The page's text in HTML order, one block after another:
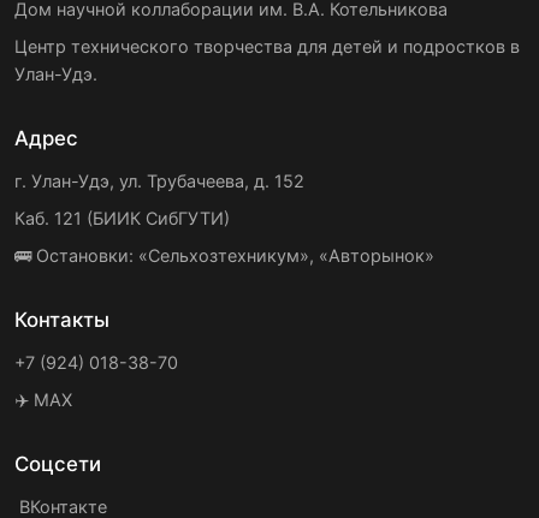
Дом научной коллаборации им. В.А. Котельникова
Центр технического творчества для детей и подростков в
Улан-Удэ.
Адрес
г. Улан-Удэ, ул. Трубачеева, д. 152
Каб. 121 (БИИК СибГУТИ)
🚌 Остановки: «Сельхозтехникум», «Авторынок»
Контакты
+7 (924) 018-38-70
✈️ MAX
Соцсети
ВКонтакте